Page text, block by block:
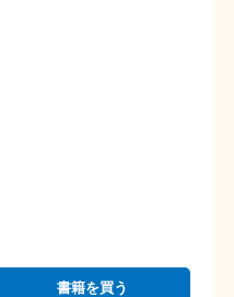
書籍を買う